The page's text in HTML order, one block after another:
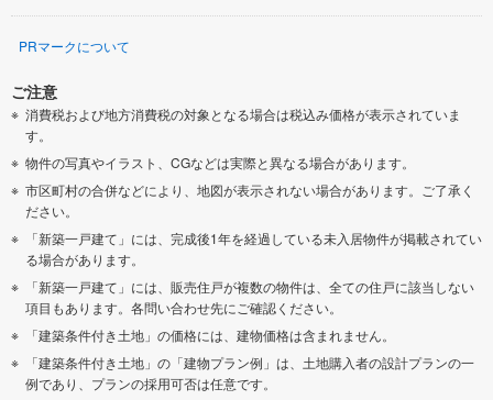
PRマークについて
ご注意
消費税および地方消費税の対象となる場合は税込み価格が表示されていま
す。
物件の写真やイラスト、CGなどは実際と異なる場合があります。
市区町村の合併などにより、地図が表示されない場合があります。ご了承く
ださい。
「新築一戸建て」には、完成後1年を経過している未入居物件が掲載されてい
る場合があります。
「新築一戸建て」には、販売住戸が複数の物件は、全ての住戸に該当しない
項目もあります。各問い合わせ先にご確認ください。
「建築条件付き土地」の価格には、建物価格は含まれません。
「建築条件付き土地」の「建物プラン例」は、土地購入者の設計プランの一
例であり、プランの採用可否は任意です。